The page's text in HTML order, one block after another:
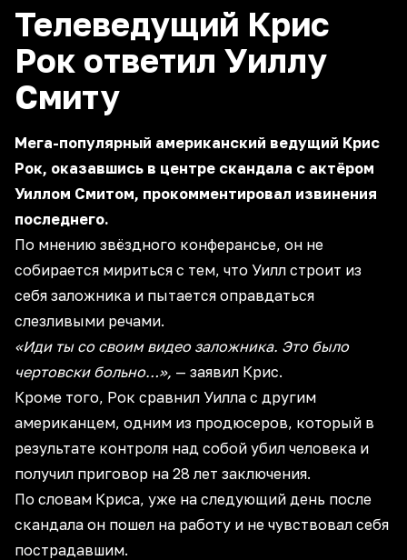
Телеведущий Крис
Рок ответил Уиллу
Смиту
Мега-популярный американский ведущий Крис
Рок, оказавшись в центре скандала с актёром
Уиллом Смитом, прокомментировал извинения
последнего.
По мнению звёздного конферансье, он не
собирается мириться с тем, что Уилл строит из
себя заложника и пытается оправдаться
слезливыми речами.
«Иди ты со своим видео заложника. Это было
чертовски больно…», — заявил Крис.
Кроме того, Рок сравнил Уилла с другим
американцем, одним из продюсеров, который в
результате контроля над собой убил человека и
получил приговор на 28 лет заключения.
По словам Криса, уже на следующий день после
скандала он пошел на работу и не чувствовал себя
пострадавшим.